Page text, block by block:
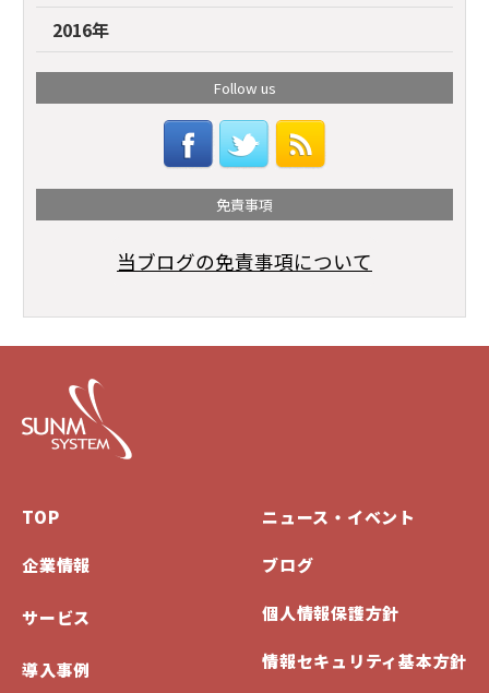
2016年
Follow us
免責事項
当ブログの免責事項について
TOP
企業情報
サービス
導入事例
ニュース・イベント
ブログ
個人情報保護方針
情報セキュリティ基本方針